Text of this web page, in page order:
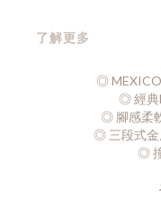
了解更多
◎
◎經
◎ 腳感柔
◎ 三段式金
◎